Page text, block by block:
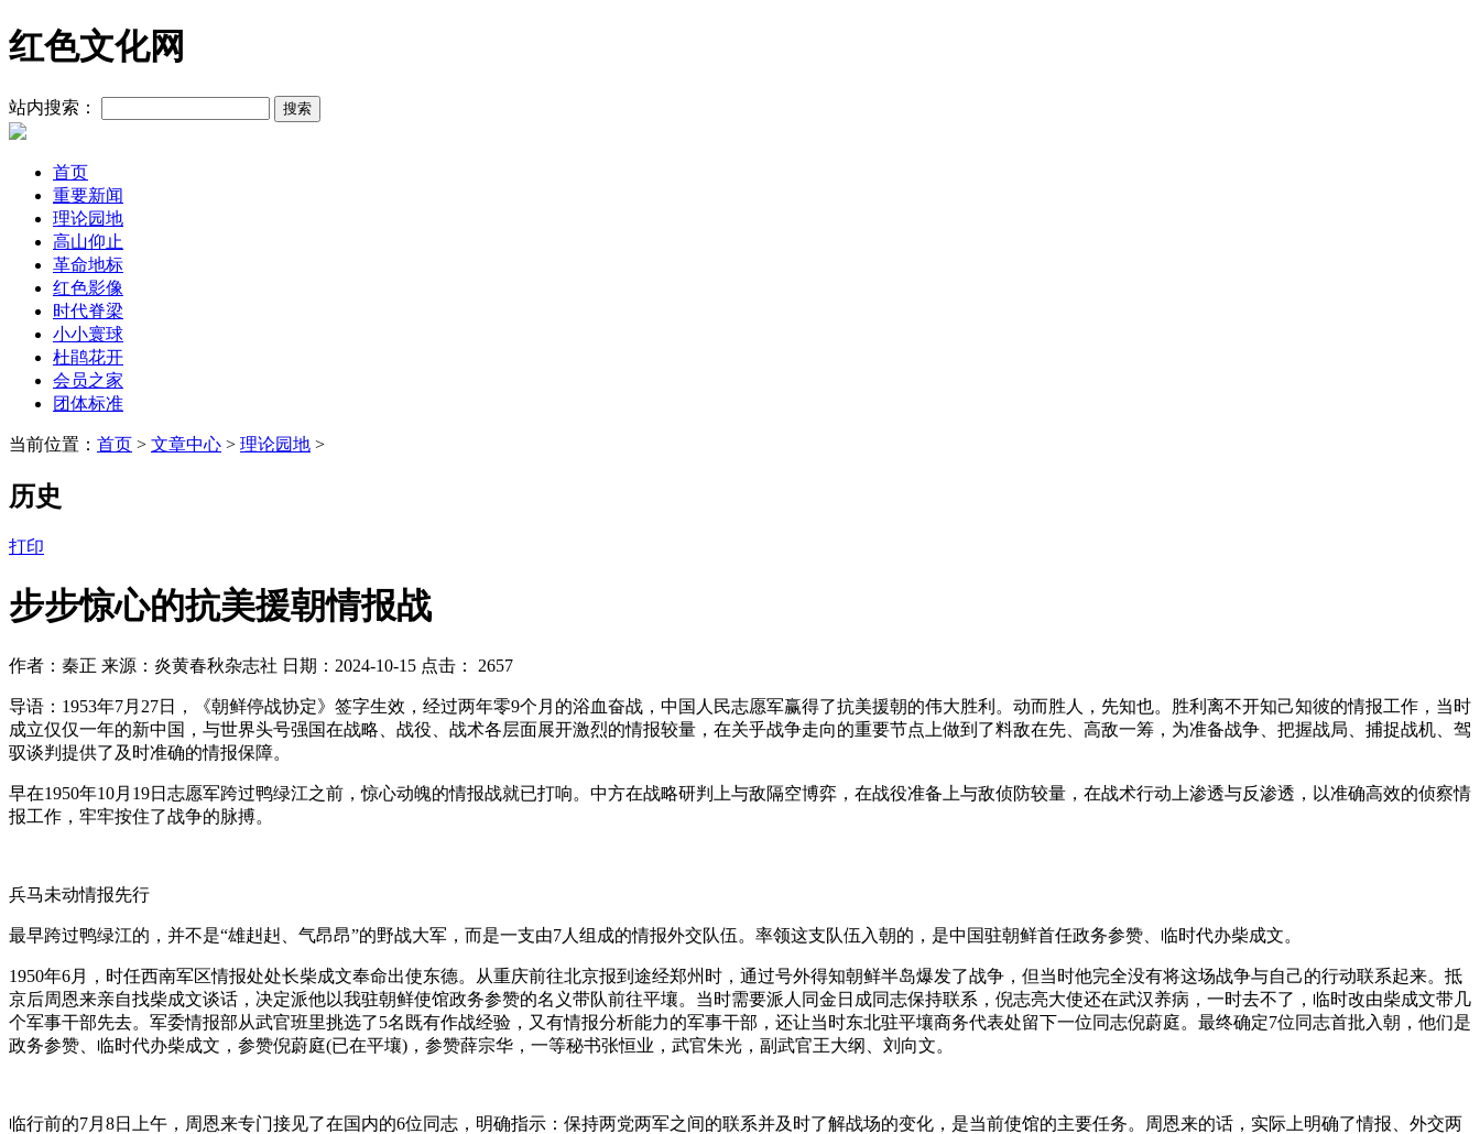
红色文化网
站内搜索：
首页
重要新闻
理论园地
高山仰止
革命地标
红色影像
时代脊梁
小小寰球
杜鹃花开
会员之家
团体标准
当前位置： 首页 > 文章中心 > 理论园地 >
历史
打印
步步惊心的抗美援朝情报战
作者：秦正 来源：炎黄春秋杂志社 日期：2024-10-15 点击： 2657
导语： 1953年7月27日，《朝鲜停战协定》签字生效，经过两年零9个月的浴血奋战，中国人民志愿军赢得了抗美援朝的伟大胜利。动而胜人，先知也。胜利离不开知己知彼的情报工作，当时
成立仅仅一年的新中国，与世界头号强国在战略、战役、战术各层面展开激烈的情报较量，在关乎战争走向的重要节点上做到了料敌在先、高敌一筹，为准备战争、把握战局、捕捉战机、驾
驭谈判提供了及时准确的情报保障。
早在1950年10月19日志愿军跨过鸭绿江之前，惊心动魄的情报战就已打响。中方在战略研判上与敌隔空博弈，在战役准备上与敌侦防较量，在战术行动上渗透与反渗透，以准确高效的侦察情
报工作，牢牢按住了战争的脉搏。
兵马未动情报先行
最早跨过鸭绿江的，并不是“雄赳赳、气昂昂”的野战大军，而是一支由7人组成的情报外交队伍。率领这支队伍入朝的，是中国驻朝鲜首任政务参赞、临时代办柴成文。
1950年6月，时任西南军区情报处处长柴成文奉命出使东德。从重庆前往北京报到途经郑州时，通过号外得知朝鲜半岛爆发了战争，但当时他完全没有将这场战争与自己的行动联系起来。抵
京后周恩来亲自找柴成文谈话，决定派他以我驻朝鲜使馆政务参赞的名义带队前往平壤。当时需要派人同金日成同志保持联系，倪志亮大使还在武汉养病，一时去不了，临时改由柴成文带几
个军事干部先去。军委情报部从武官班里挑选了5名既有作战经验，又有情报分析能力的军事干部，还让当时东北驻平壤商务代表处留下一位同志倪蔚庭。最终确定7位同志首批入朝，他们是
政务参赞、临时代办柴成文，参赞倪蔚庭(已在平壤)，参赞薛宗华，一等秘书张恒业，武官朱光，副武官王大纲、刘向文。
临行前的7月8日上午，周恩来专门接见了在国内的6位同志，明确指示：保持两党两军之间的联系并及时了解战场的变化，是当前使馆的主要任务。周恩来的话，实际上明确了情报、外交两